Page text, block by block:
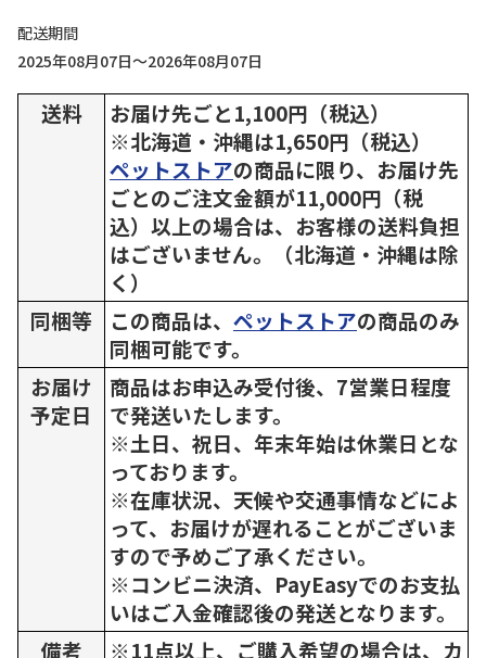
配送期間
2025年08月07日～2026年08月07日
送料
お届け先ごと1,100円（税込）
※北海道・沖縄は1,650円（税込）
ペットストアの商品に限り、お届け先
ごとのご注文金額が11,000円（税
込）以上の場合は、お客様の送料負担
はございません。（北海道・沖縄は除
く）
同梱等
この商品は、 ペットストアの商品のみ
同梱可能です。
お届け
予定日
商品はお申込み受付後、7営業日程度
で発送いたします。
※土日、祝日、年末年始は休業日とな
っております。
※在庫状況、天候や交通事情などによ
って、お届けが遅れることがございま
すので予めご了承ください。
※コンビニ決済、PayEasyでのお支払
いはご入金確認後の発送となります。
備考
※11点以上、ご購入希望の場合は、カ